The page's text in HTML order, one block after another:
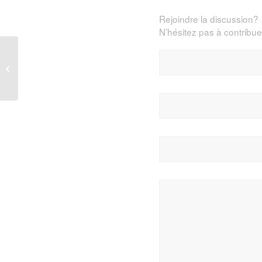
Rejoindre la discussion?
N’hésitez pas à